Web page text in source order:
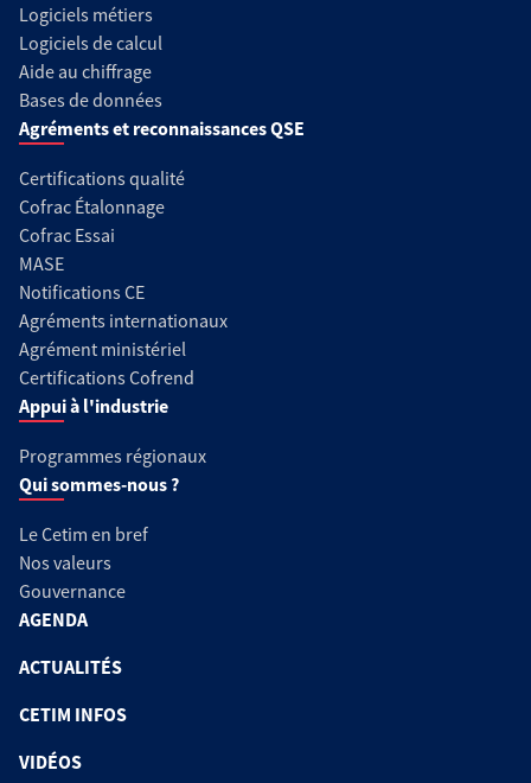
Logiciels métiers
Logiciels de calcul
Aide au chiffrage
Bases de données
Agréments et reconnaissances QSE
Certifications qualité
Cofrac Étalonnage
Cofrac Essai
MASE
Notifications CE
Agréments internationaux
Agrément ministériel
Certifications Cofrend
Appui à l'industrie
Programmes régionaux
Qui sommes-nous ?
Le Cetim en bref
Nos valeurs
Gouvernance
AGENDA
ACTUALITÉS
CETIM INFOS
VIDÉOS